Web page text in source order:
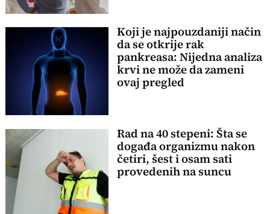
Koji je najpouzdaniji način
da se otkrije rak
pankreasa: Nijedna analiza
krvi ne može da zameni
ovaj pregled
Rad na 40 stepeni: Šta se
događa organizmu nakon
četiri, šest i osam sati
provedenih na suncu